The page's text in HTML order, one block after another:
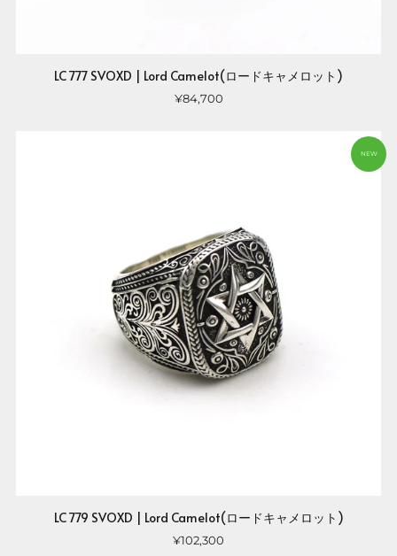
LC 777 SVOXD | Lord Camelot(ロードキャメロット)
¥84,700
NEW
LC 779 SVOXD | Lord Camelot(ロードキャメロット)
¥102,300